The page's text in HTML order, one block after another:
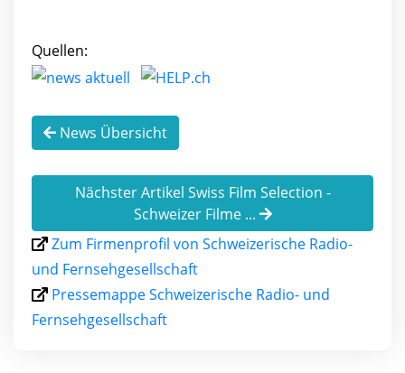
Quellen:
News Übersicht
Nächster Artikel Swiss Film Selection -
Schweizer Filme ...
Zum Firmenprofil von Schweizerische Radio-
und Fernsehgesellschaft
Pressemappe Schweizerische Radio- und
Fernsehgesellschaft